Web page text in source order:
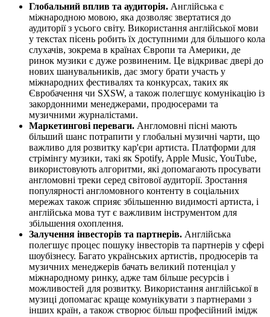
Глобальний вплив та аудиторія. Англійська є
міжнародною мовою, яка дозволяє звертатися до
аудиторії з усього світу. Використання англійської мови
у текстах пісень робить їх доступними для більшого кола
слухачів, зокрема в країнах Європи та Америки, де
ринок музики є дуже розвиненим. Це відкриває двері до
нових шанувальників, дає змогу брати участь у
міжнародних фестивалях та конкурсах, таких як
Євробачення чи SXSW, а також полегшує комунікацію із
закордонними менеджерами, продюсерами та
музичними журналістами.
Маркетингові переваги. Англомовні пісні мають
більший шанс потрапити у глобальні музичні чарти, що
важливо для розвитку кар'єри артиста. Платформи для
стрімінгу музики, такі як Spotify, Apple Music, YouTube,
використовують алгоритми, які допомагають просувати
англомовні треки серед світової аудиторії. Зростання
популярності англомовного контенту в соціальних
мережах також сприяє збільшенню видимості артиста, і
англійська мова тут є важливим інструментом для
збільшення охоплення.
Залучення інвесторів та партнерів. Англійська
полегшує процес пошуку інвесторів та партнерів у сфері
шоубізнесу. Багато українських артистів, продюсерів та
музичних менеджерів бачать великий потенціал у
міжнародному ринку, адже там більше ресурсів і
можливостей для розвитку. Використання англійської в
музиці допомагає краще комунікувати з партнерами з
інших країн, а також створює більш професійний імідж